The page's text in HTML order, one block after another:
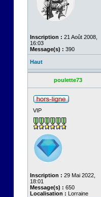
Inscription : 21 Août 2008,
16:03
Message(s) : 390
Haut
poulette73
VIP
Inscription : 29 Mai 2022,
18:01
Message(s) : 650
Localisation : Lorraine